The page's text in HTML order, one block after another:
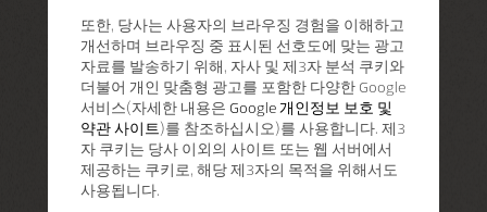
또한, 당사는 사용자의 브라우징 경험을 이해하고
개선하며 브라우징 중 표시된 선호도에 맞는 광고
자료를 발송하기 위해, 자사 및 제3자 분석 쿠키와
더불어 개인 맞춤형 광고를 포함한 다양한 Google
서비스(자세한 내용은 Google 개인정보 보호 및
약관 사이트)를 참조하십시오)를 사용합니다. 제3
자 쿠키는 당사 이외의 사이트 또는 웹 서버에서
제공하는 쿠키로, 해당 제3자의 목적을 위해서도
사용됩니다.